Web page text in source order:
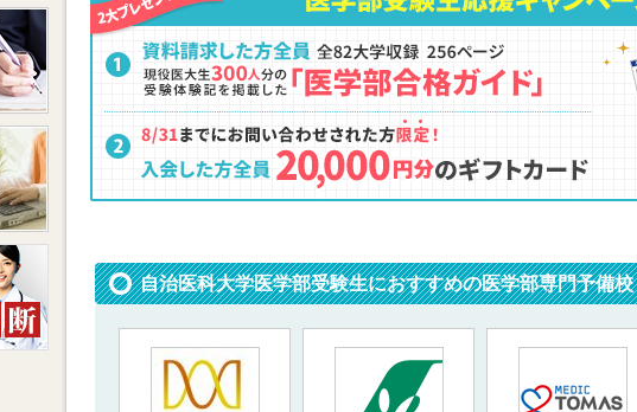
自治医科大学医学部受験生におすすめの医学部専門予備校